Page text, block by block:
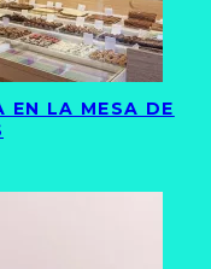
EN LA MESA DE